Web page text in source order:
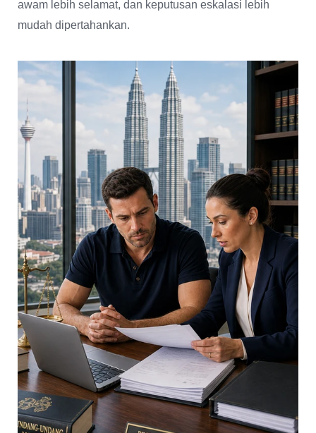
awam lebih selamat, dan keputusan eskalasi lebih
mudah dipertahankan.